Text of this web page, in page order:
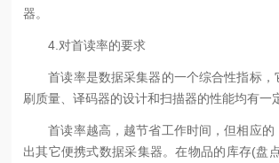
器。
4.对首读率的要求
首读率是数据采集器的一个综合性指标，
刷质量、译码器的设计和扫描器的性能均有一
首读率越高，越节省工作时间，但相应的
出其它便携式数据采集器。在物品的库存(盘